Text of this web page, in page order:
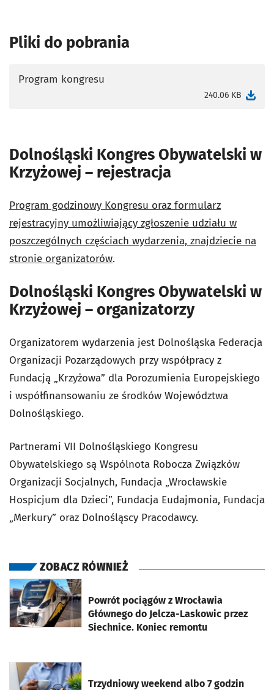
Pliki do pobrania
Program kongresu
240.06 KB
Dolnośląski Kongres Obywatelski w
Krzyżowej – rejestracja
Program godzinowy Kongresu oraz formularz
rejestracyjny umożliwiający zgłoszenie udziału w
poszczególnych częściach wydarzenia, znajdziecie na
stronie organizatorów.
Dolnośląski Kongres Obywatelski w
Krzyżowej – organizatorzy
Organizatorem wydarzenia jest Dolnośląska Federacja
Organizacji Pozarządowych przy współpracy z
Fundacją „Krzyżowa” dla Porozumienia Europejskiego
i współfinansowaniu ze środków Województwa
Dolnośląskiego.
Partnerami VII Dolnośląskiego Kongresu
Obywatelskiego są Wspólnota Robocza Związków
Organizacji Socjalnych, Fundacja „Wrocławskie
Hospicjum dla Dzieci”, Fundacja Eudajmonia, Fundacja
„Merkury” oraz Dolnośląscy Pracodawcy.
ZOBACZ RÓWNIEŻ
Powrót pociągów z Wrocławia
Głównego do Jelcza-Laskowic przez
Siechnice. Koniec remontu
otworzy się w nowej karcie
Trzydniowy weekend albo 7 godzin
otworzy się w nowej karcie